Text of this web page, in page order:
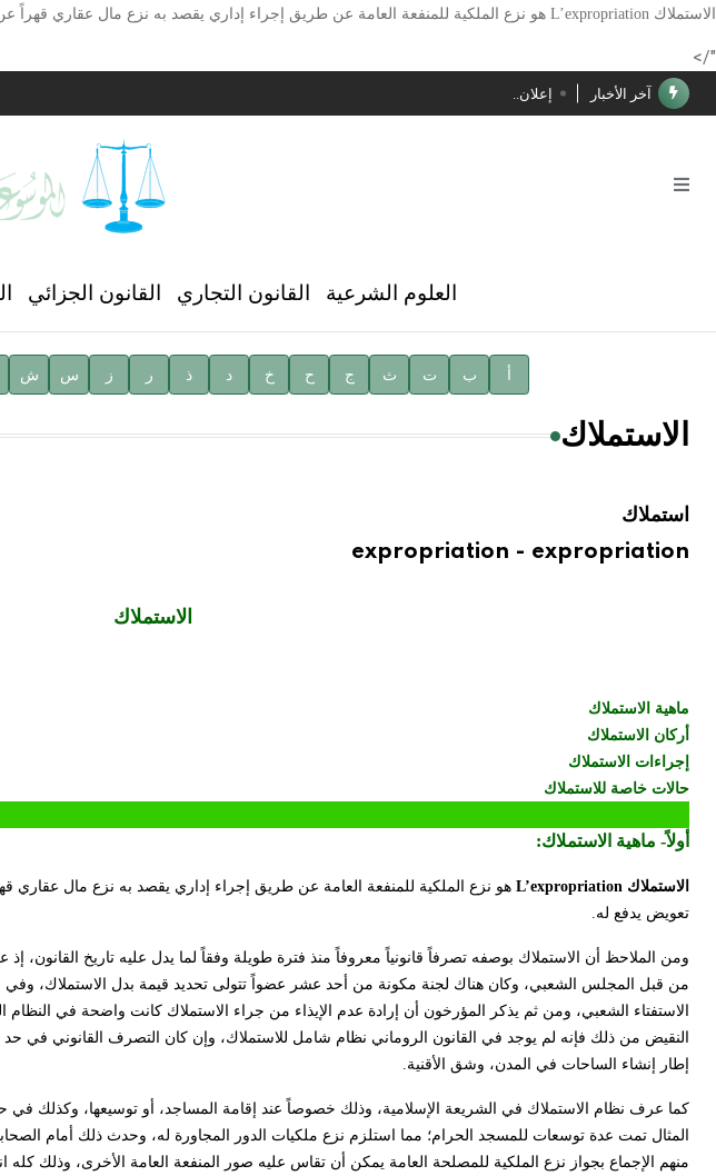
الاستملاك L’expropriation هو نزع الملكية للمنفعة العامة عن طريق إجراء إداري يقصد به نزع مال عقاري قهراً
"/>
آخر الأخبار
الأستاذ إياد خالد الطباع مدير عام لهيئة الموسوعة العربية
إعلان..
فوز الأستاذ الدكتور محمود السيد بجائزة مجمع الملك سليمان العالمي للغة العربية
الأستاذ إياد خالد الطباع مدير عام لهيئة الموسوعة العربية
العلوم الشرعية القانون التجاري القانون الجزائي
أ ب ت ث ج ح خ د ذ ر ز س ش
الاستملاك
استملاك
expropriation - expropriation
الاستملاك
ماهية الاستملاك
أركان الاستملاك
إجراءات الاستملاك
حالات خاصة للاستملاك
أولاً- ماهية الاستملاك:
الاستملاك L’expropriation هو نزع الملكية للمنفعة العامة عن طريق إجراء إداري يقصد به نزع مال عقاري
تعويض يدفع له.
ومن الملاحظ أن الاستملاك بوصفه تصرفاً قانونياً معروفاً منذ فترة طويلة وفقاً لما يدل عليه تاريخ القانون،
من قبل المجلس الشعبي، وكان هناك لجنة مكونة من أحد عشر عضواً تتولى تحديد قيمة بدل الاستملاك، وفي
الاستفتاء الشعبي، ومن ثم يذكر المؤرخون أن إرادة عدم الإيذاء من جراء الاستملاك كانت واضحة في النظام
النقيض من ذلك فإنه لم يوجد في القانون الروماني نظام شامل للاستملاك، وإن كان التصرف القانوني في حد
إطار إنشاء الساحات في المدن، وشق الأقنية.
كما عرف نظام الاستملاك في الشريعة الإسلامية، وذلك خصوصاً عند إقامة المساجد، أو توسيعها، وكذلك
المثال تمت عدة توسعات للمسجد الحرام؛ مما استلزم نزع ملكيات الدور المجاورة له، وحدث ذلك أمام
منهم الإجماع بجواز نزع الملكية للمصلحة العامة يمكن أن تقاس عليه صور المنفعة العامة الأخرى، وذلك كله